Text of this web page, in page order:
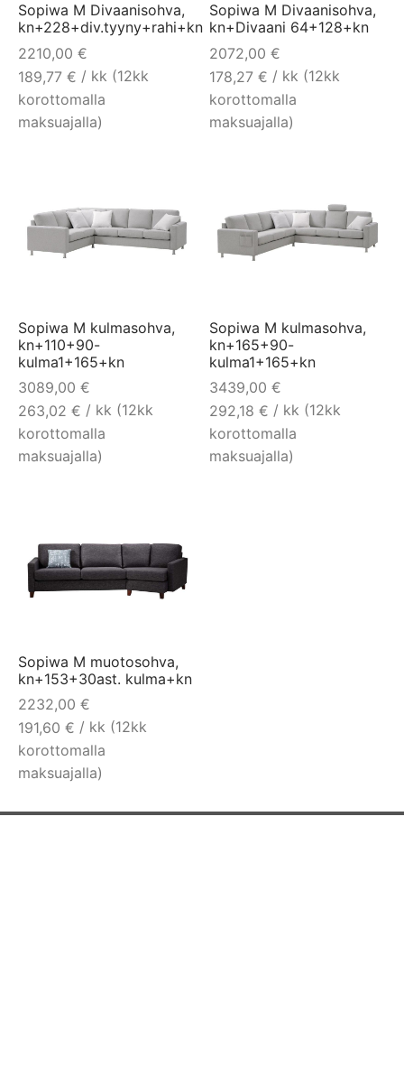
Sopiwa M Divaanisohva,
kn+228+div.tyyny+rahi+kn
2210,00 €
189,77 € / kk (12kk
korottomalla
maksuajalla)
Sopiwa M Divaanisohva,
kn+Divaani 64+128+kn
2072,00 €
178,27 € / kk (12kk
korottomalla
maksuajalla)
Sopiwa M kulmasohva,
kn+110+90-
kulma1+165+kn
3089,00 €
263,02 € / kk (12kk
korottomalla
maksuajalla)
Sopiwa M kulmasohva,
kn+165+90-
kulma1+165+kn
3439,00 €
292,18 € / kk (12kk
korottomalla
maksuajalla)
Sopiwa M muotosohva,
kn+153+30ast. kulma+kn
2232,00 €
191,60 € / kk (12kk
korottomalla
maksuajalla)